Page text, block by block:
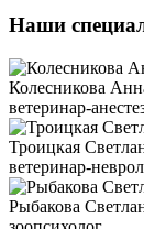
Наши
Колесникова
ветеринар-
Троицкая
ветеринар-
Рыбакова